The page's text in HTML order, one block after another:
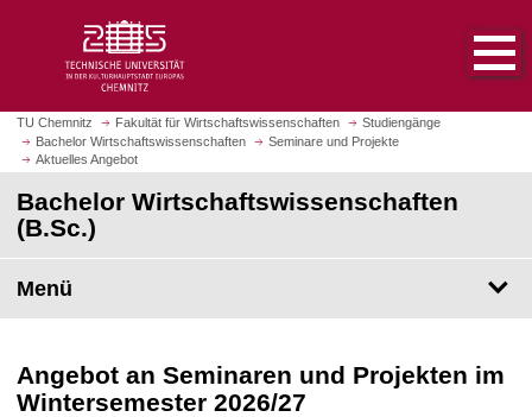
e
t
s
e
i
t
u
u
f
TU Chemnitz Fakultät für Wirtschaftswissenschaften
Studiengänge
Bachelor Wirtschaftswissenschaften
Seminare und Projekte
Aktuelles Angebot
Bachelor Wirtschaftswissenschaften
(B.Sc.)
Menü
Angebot an Seminaren und Projekten im
Wintersemester 2026/27